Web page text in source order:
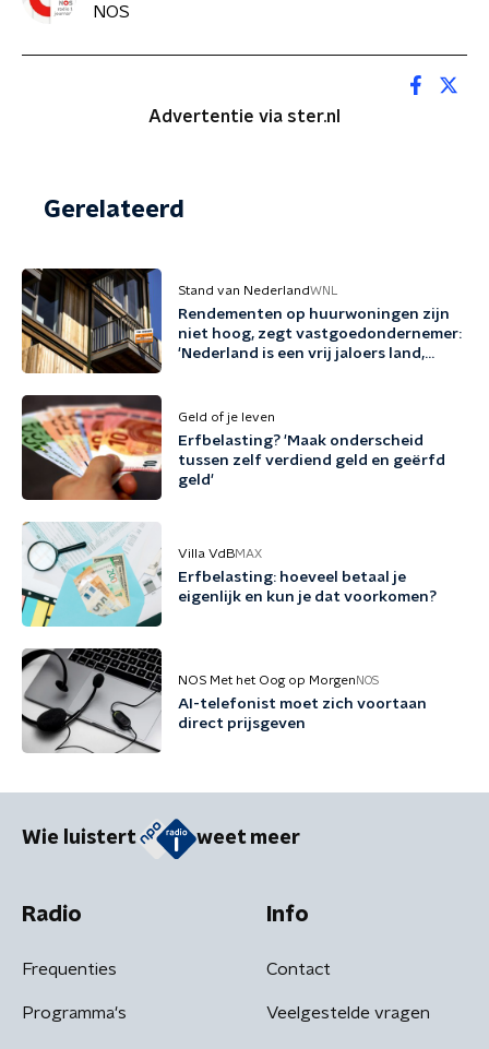
NOS
Advertentie via ster.nl
Gerelateerd
Stand van NederlandWNL
Rendementen op huurwoningen zijn
niet hoog, zegt vastgoedondernemer:
'Nederland is een vrij jaloers land,
Geld of je leven
Erfbelasting? 'Maak onderscheid
tussen zelf verdiend geld en geërfd
geld'
Villa VdBMAX
Erfbelasting: hoeveel betaal je
eigenlijk en kun je dat voorkomen?
NOS Met het Oog op Morgen NOS
AI-telefonist moet zich voortaan
direct prijsgeven
Wie luistert weet meer
Radio
Frequenties
Programma's
Info
Contact
Veelgestelde vragen